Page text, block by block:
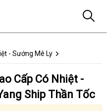
- Sướng Mê Ly
Cấp Có Nhiệt -
Ship Thần Tốc